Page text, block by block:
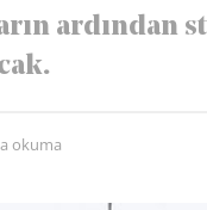
ardından
okuma